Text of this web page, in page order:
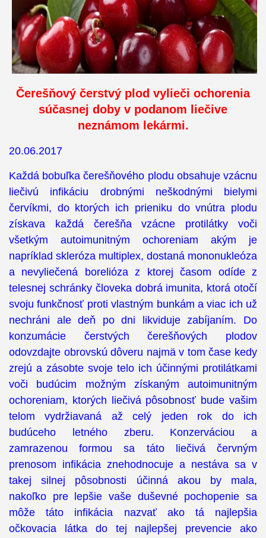
Čerešňový čerstvý plod vylieči ochorenia
súčasnej doby v podanom liečive
neznámom lekármi.
20.06.2017
Každá bobuľka čerešňového plodu obsahuje vzácnu
liečivú infikáciu drobnými neškodnými bielymi
červíkmi, do ktorých ich prieniku do vnútra plodu
získava každá čerešňa vzácne protilátky voči
všetkým autoimunitným ochoreniam akým je
napríklad skleróza multiplex, dostaná mononukleóza
a nevyliečená borelióza z ktorej časom odíde z
telesnej schránky človeka dobrá imunita, ktorá otočí
svoju funkčnosť proti vlastným bunkám a viac ich už
nechráni ale deň po dni likviduje zabíjaním. Do
konzumácie čerstvých čerešňových plodov
odovzdajte obrovskú dôveru najmä v tom čase kedy
zrejú a zásobte svoje telo ich účinnými protilátkami
voči budúcim možným získaným autoimunitným
ochoreniam, ktorých liečivá pôsobnosť bude vašim
telom vydržiavaná až celý jeden rok do ich
budúceho letného zberu. Konzerváciou a
zamrazenou formou sa táto liečivá červným
prenosom infikácia znehodnocuje a nestáva sa v
takej silnej pôsobnosti účinná akou by mala,
nakoľko pre lepšie vaše duševné pochopenie sa
môže táto infikácia nazvať ako tá najlepšia
očkovacia látka do tej najlepšej prevencie ako